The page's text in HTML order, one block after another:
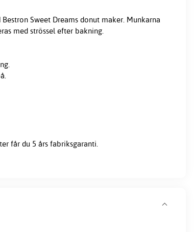
Sweet Dreams donut maker. Munkarna
med strössel efter bakning
får du 5 års fabriksgaranti.